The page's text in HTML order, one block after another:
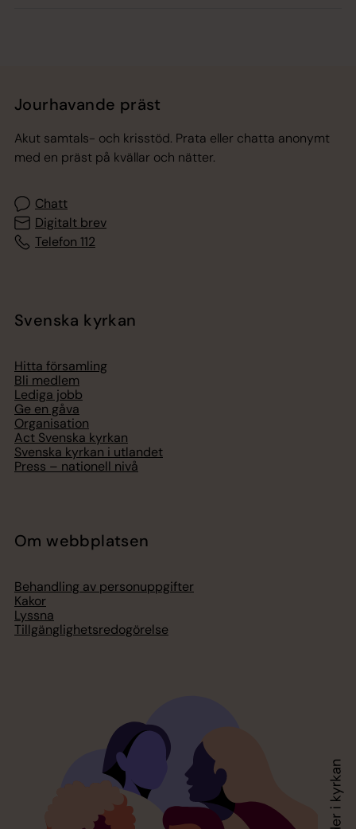
Jourhavande präst
Akut samtals- och krisstöd. Prata eller chatta anonymt
med en präst på kvällar och nätter.
Chatt
Digitalt brev
Telefon 112
Svenska kyrkan
Hitta församling
Bli medlem
Lediga jobb
Ge en gåva
Organisation
Act Svenska kyrkan
Svenska kyrkan i utlandet
Press – nationell nivå
Om webbplatsen
Behandling av personuppgifter
Kakor
Lyssna
Tillgänglighetsredogörelse